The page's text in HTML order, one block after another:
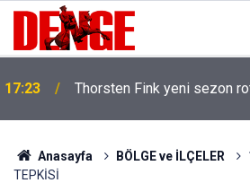
17:23 Thorsten Fink yeni sezon
Anasayfa BÖLGE ve İLÇELER
TEPKİSİ